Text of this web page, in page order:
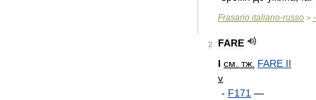
Frasario italiano-russo > -
2
FARE
I см тж FARE II
v
- F171 —